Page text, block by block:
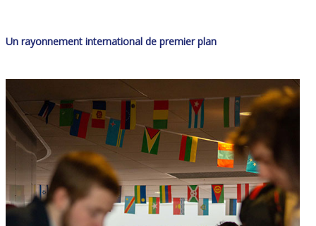
Un rayonnement international de premier plan